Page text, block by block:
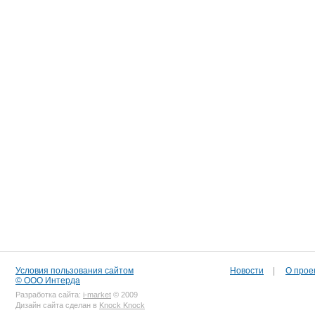
Условия пользования сайтом
© ООО Интерда
Разработка сайта: i-market © 2009
Дизайн сайта сделан в Knock Knock
Новости О